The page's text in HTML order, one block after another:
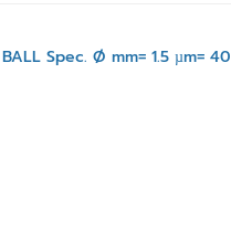
Spec. Ø mm= 1.5 µm= 40